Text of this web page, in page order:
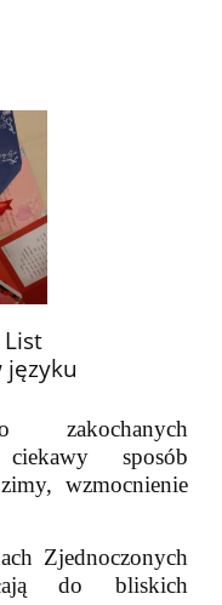
sposób
wzmocnienie
Zjednoczonych
do bliskich